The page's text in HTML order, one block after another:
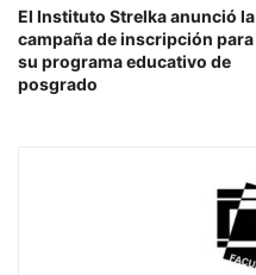
El Instituto Strelka anunció la
campaña de inscripción para
su programa educativo de
posgrado